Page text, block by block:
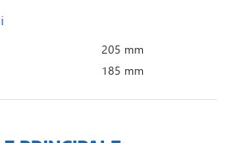
205 mm
185 mm